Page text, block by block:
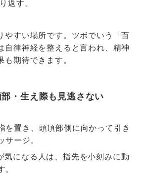
返す。
やすい場所です。ツボでいう「百
自律神経を整えると言われ、精神
期待できます。
・生え際も見逃さない
を置き、頭頂部側に向かって引き
サージ。
気になる人は、指先を小刻みに動